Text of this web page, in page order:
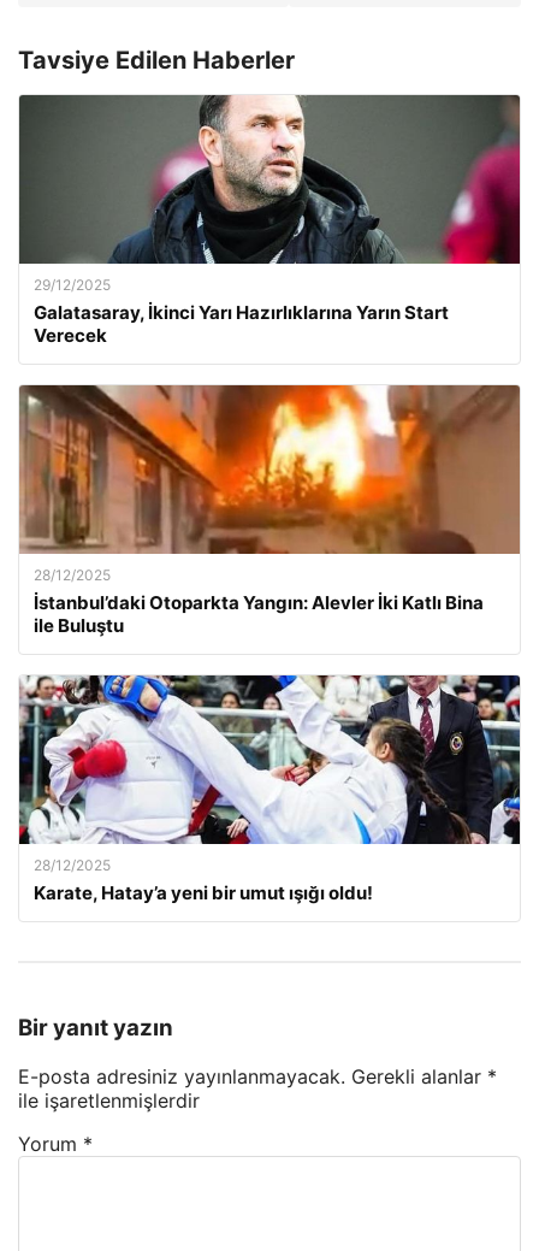
Tavsiye Edilen Haberler
29/12/2025
Galatasaray, İkinci Yarı Hazırlıklarına Yarın Start
Verecek
28/12/2025
İstanbul’daki Otoparkta Yangın: Alevler İki Katlı Bina
ile Buluştu
28/12/2025
Karate, Hatay’a yeni bir umut ışığı oldu!
Bir yanıt yazın
E-posta adresiniz yayınlanmayacak. Gerekli alanlar *
ile işaretlenmişlerdir
Yorum *